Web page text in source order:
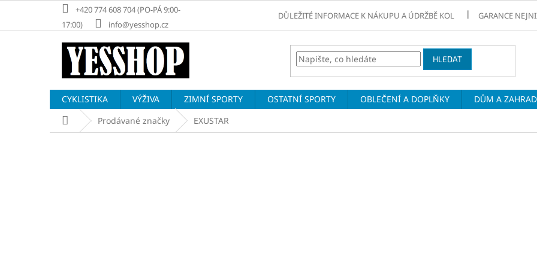
obsah
+420 774 608 704 (PO-PÁ 9:00-
17:00)
info@yesshop.cz
DŮLEŽITÉ INFORMACE K NÁKUPU A ÚDRŽBĚ KOL GARANCE
HLEDAT
CYKLISTIKA VÝŽIVA ZIMNÍ SPORTY OSTATNÍ SPORTY OBLEČENÍ A DOPLŇKY DŮM A
Domů Prodávané značky EXUSTAR